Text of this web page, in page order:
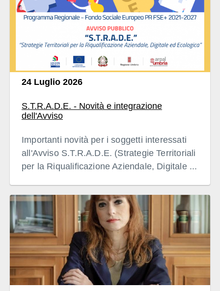
24 Luglio 2026
S.T.R.A.D.E. - Novità e integrazione
dell'Avviso
Importanti novità per i soggetti interessati
all'Avviso S.T.R.A.D.E. (Strategie Territoriali
per la Riqualificazione Aziendale, Digitale ...